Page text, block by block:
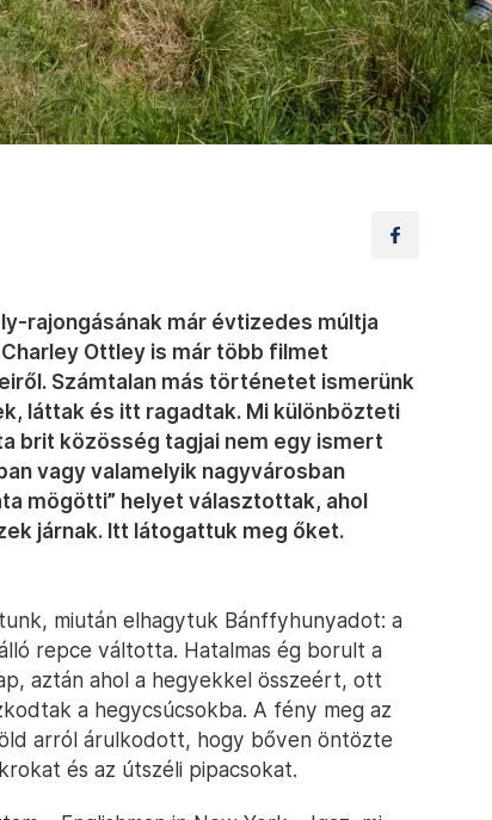
rajongásának már évtizedes múltja
Ottley is már több filmet
Számtalan más történetet ismerünk
láttak és itt ragadtak. Mi különbözteti
brit közösség tagjai nem egy ismert
vagy valamelyik nagyvárosban
mögötti” helyet választottak, ahol
járnak. Itt látogattuk meg őket.
miután elhagytuk Bánffyhunyadot: a
repce váltotta. Hatalmas ég borult a
aztán ahol a hegyekkel összeért, ott
a hegycsúcsokba. A fény meg az
arról árulkodott, hogy bőven öntözte
és az útszéli pipacsokat.